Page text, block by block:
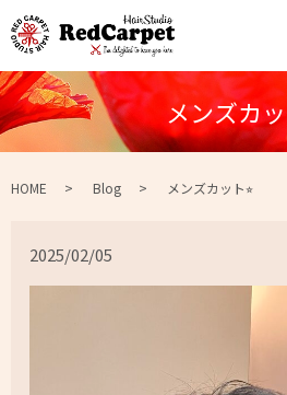
メンズカッ
HOME Blog メンズカット⭐︎
2025/02/05